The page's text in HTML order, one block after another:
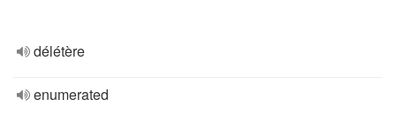
délétère
enumerated